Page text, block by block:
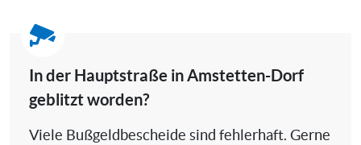
In der Hauptstraße in Amstetten-Dorf
geblitzt worden?
Viele Bußgeldbescheide sind fehlerhaft. Gerne